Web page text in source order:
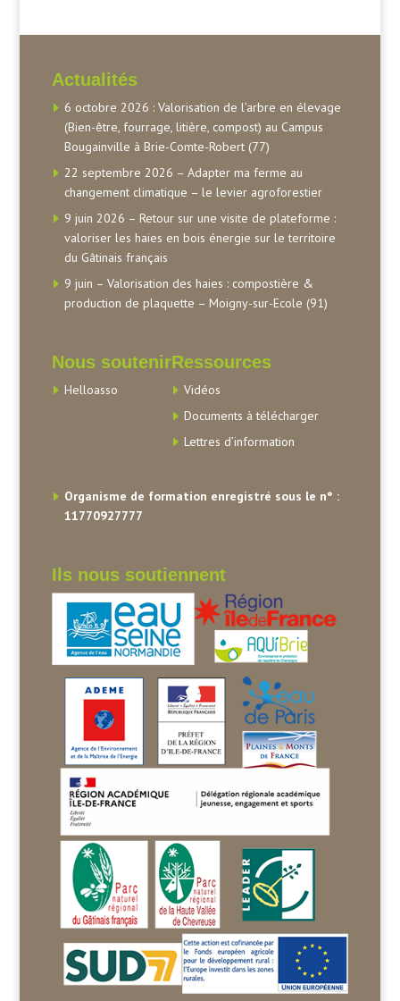
Actualités
6 octobre 2026 : Valorisation de l’arbre en élevage
(Bien-être, fourrage, litière, compost) au Campus
Bougainville à Brie-Comte-Robert (77)
22 septembre 2026 – Adapter ma ferme au
changement climatique – le levier agroforestier
9 juin 2026 – Retour sur une visite de plateforme :
valoriser les haies en bois énergie sur le territoire
du Gâtinais français
9 juin – Valorisation des haies : compostière &
production de plaquette – Moigny-sur-Ecole (91)
Nous soutenir
Helloasso
Ressources
Vidéos
Documents à télécharger
Lettres d’information
Organisme de formation enregistré sous le n° :
11770927777
Ils nous soutiennent